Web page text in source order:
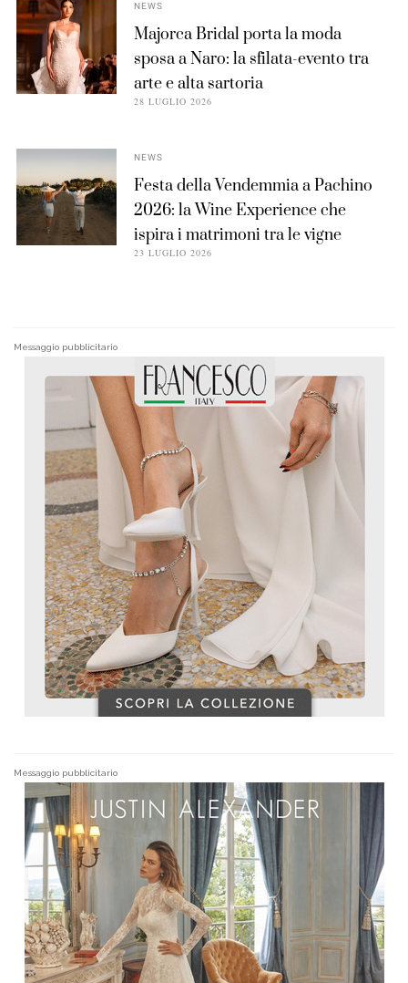
NEWS
Majorca Bridal porta la moda
sposa a Naro: la sfilata-evento tra
arte e alta sartoria
28 LUGLIO 2026
NEWS
Festa della Vendemmia a Pachino
2026: la Wine Experience che
ispira i matrimoni tra le vigne
23 LUGLIO 2026
Messaggio pubblicitario
Messaggio pubblicitario